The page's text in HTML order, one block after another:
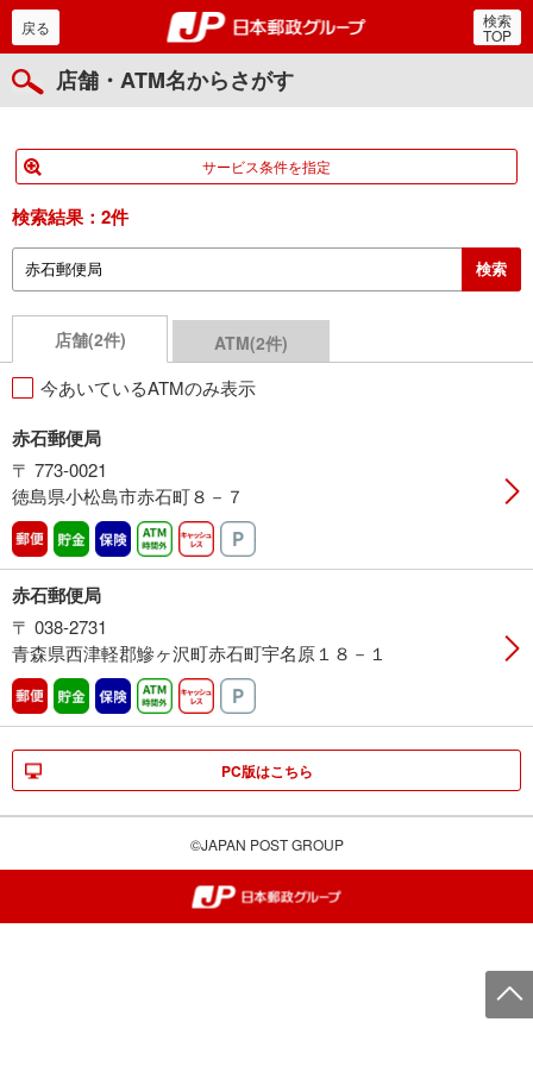
郵便局・日本郵政グルー
戻る 検索
TOP
店舗・ATM名からさがす
サービス条件を指定
検索結果： 2件
店舗(2件) ATM(2件)
今あいているATMのみ表示
赤石郵便局
〒 773-0021
徳島県小松島市赤石町８－７
郵便 貯金 保険 ATM時間外キャッシュレス
赤石郵便局
〒 038-2731
青森県西津軽郡鰺ヶ沢町赤石町宇名原１８－１
郵便 貯金 保険 ATM時間外キャッシュレス
PC版はこちら
©JAPAN POST GROUP